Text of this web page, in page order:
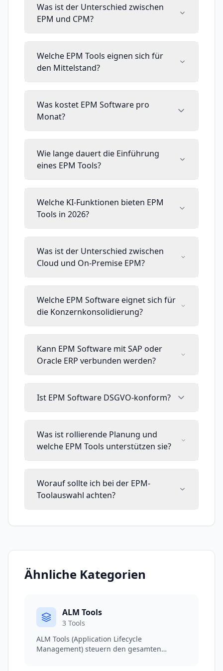
Was ist der Unterschied zwischen
EPM und CPM?
Welche EPM Tools eignen sich für
den Mittelstand?
Was kostet EPM Software pro
Monat?
Wie lange dauert die Einführung
eines EPM Tools?
Welche KI-Funktionen bieten EPM
Tools in 2026?
Was ist der Unterschied zwischen
Cloud und On-Premise EPM?
Welche EPM Software eignet sich für
die Konzernkonsolidierung?
Kann EPM Software mit SAP oder
Oracle ERP verbunden werden?
Ist EPM Software DSGVO-konform?
Was ist rollierende Planung und
welche EPM Tools unterstützen sie?
Worauf sollte ich bei der EPM-
Toolauswahl achten?
Ähnliche Kategorien
ALM Tools
3 Tools
ALM Tools (Application Lifecycle
Management) steuern den gesamten